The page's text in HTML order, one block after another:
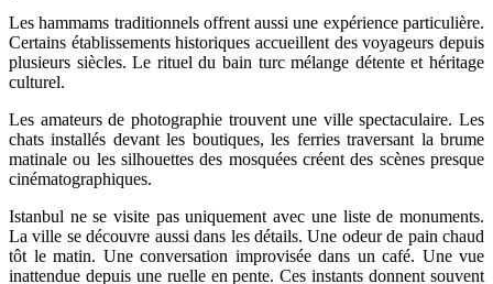
Les hammams traditionnels offrent aussi une expérience particulière.
Certains établissements historiques accueillent des voyageurs depuis
plusieurs siècles. Le rituel du bain turc mélange détente et héritage
culturel.
Les amateurs de photographie trouvent une ville spectaculaire. Les
chats installés devant les boutiques, les ferries traversant la brume
matinale ou les silhouettes des mosquées créent des scènes presque
cinématographiques.
Istanbul ne se visite pas uniquement avec une liste de monuments.
La ville se découvre aussi dans les détails. Une odeur de pain chaud
tôt le matin. Une conversation improvisée dans un café. Une vue
inattendue depuis une ruelle en pente. Ces instants donnent souvent